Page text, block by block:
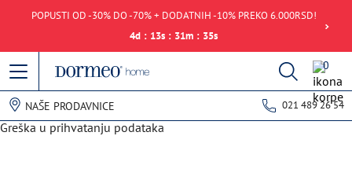
POPUSTI OD -30% DO -70% + DODATNIH -10% PREKO 6.000RSD!
4d : 13s : 31m : 35s
0
NAŠE PRODAVNICE 021 489 26 54
Greška u prihvatanju podataka